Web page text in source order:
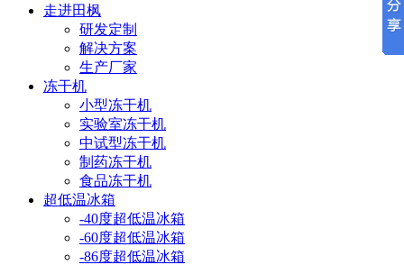
走进田枫
研发定制
解决方案
生产厂家
冻干机
小型冻干机
实验室冻干机
中试型冻干机
制药冻干机
食品冻干机
超低温冰箱
-40度超低温冰箱
-60度超低温冰箱
-86度超低温冰箱